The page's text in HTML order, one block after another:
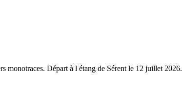
monotraces. Départ à l étang de Sérent le 12 juillet 2026.